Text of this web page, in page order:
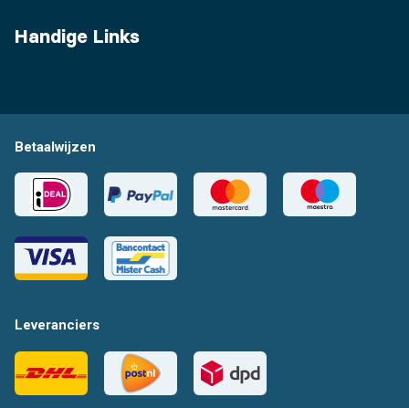
Handige Links
Betaalwijzen
Leveranciers